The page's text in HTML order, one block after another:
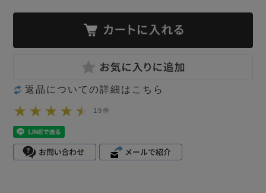
返品についての詳細はこちら
19件